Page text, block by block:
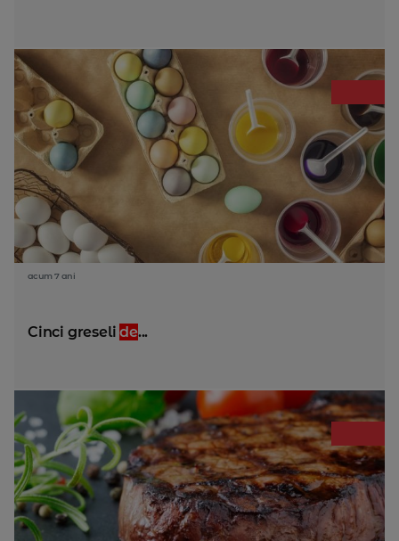
acum 7 ani
Cinci greselide...